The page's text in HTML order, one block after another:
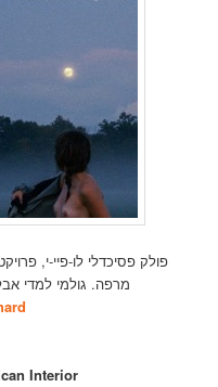
פולק פסיכדלי לו-פיי-י,
מרפה. גולמי למדי
Interior